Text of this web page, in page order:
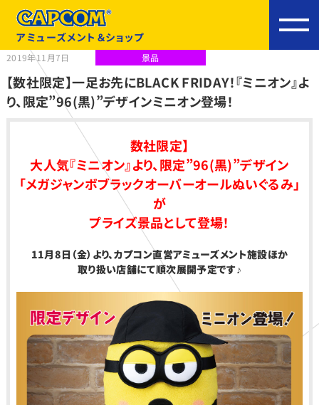
アミューズメント＆ショップ
2019年11月7日 景品
【数社限定】一足お先にBLACK FRIDAY！『ミニオン』よ
り、限定”96(黒)”デザインミニオン登場！
数社限定】
大人気『ミニオン』より、限定”96(黒)”デザイン
「メガジャンボブラックオーバーオールぬいぐるみ」
が
プライズ景品として登場！
11月8日（金）より、カプコン直営アミューズメント施設ほか
取り扱い店舗にて順次展開予定です♪